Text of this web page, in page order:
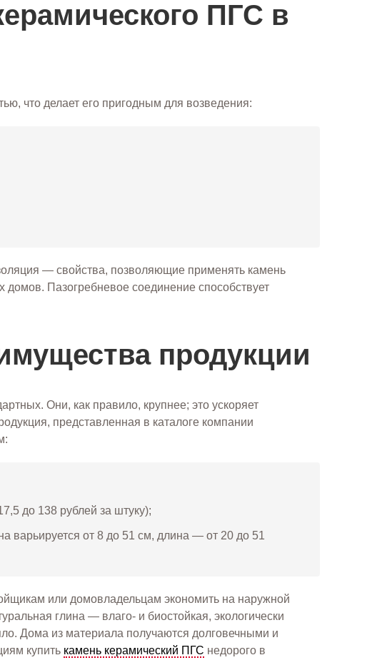
ПГС в
что делает его пригодным для возведения:
— свойства, позволяющие применять камень
Пазогребневое соединение способствует
продукции
Они, как правило, крупнее; это ускоряет
представленная в каталоге компании
до 138 рублей за штуку);
варьируется от 8 до 51 см, длина — от 20 до 51
или домовладельцам экономить на наружной
глина — влаго- и биостойкая, экологически
Дома из материала получаются долговечными и
купить камень керамический ПГС недорого в